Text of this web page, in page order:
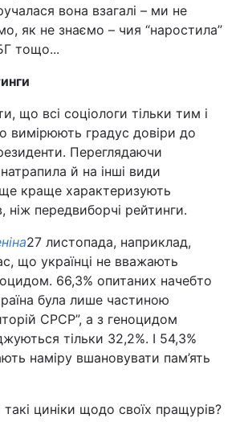
вона взагалі – ми не
як не знаємо – чия “наростила”
тощо...
що всі соціологи тільки тим і
вимірюють градус довіри до
Переглядаючи
й на інші види
ще краще характеризують
ніж передвиборчі рейтинги.
27 листопада, наприклад,
що українці не вважають
66,3% опитаних начебто
була лише частиною
СРСР”, а з геноцидом
тільки 32,2%. І 54,3%
наміру вшановувати пам’ять
такі циніки щодо своїх пращурів?